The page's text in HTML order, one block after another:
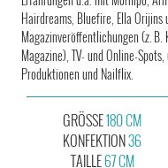
Hairdreams, Bluefire, Ella Orijins
Magazinveröffentlichungen (z.
Magazine), TV- und Online-
Produktionen und Nailflix.
GRÖSSE180 CM
KONFEKTION36
TAILLE67 CM